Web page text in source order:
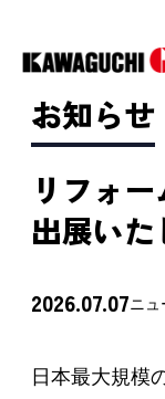
お知らせ
リフォ
出展い
2026.07.07ニュ
日本最大規模